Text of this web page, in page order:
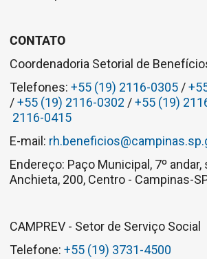
CONTATO
Coordenadoria Setorial de
Telefones: +55 (19) 2116-0305/
/+55 (19) 2116-0302 /+55 (19)
2116-0415
E-mail:
Endereço: Paço Municipal, 7º andar,
Anchieta, 200, Centro - Campinas-
CAMPREV - Setor de Serviço Social
Telefone: +55 (19) 3731-4500